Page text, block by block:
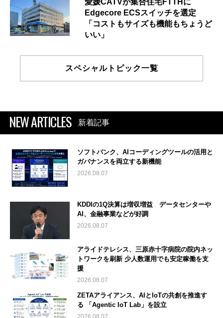
愛媛CATVが集合住宅FTTHに
Edgecore ECSスイッチを選定
「コストもサイズも機能もちょうど
いい」
スペシャルトピック一覧
NEW ARTICLES 新着記事
ソフトバンク、AIコーディングツールの活用と
ガバナンスを両立する新機能
2026.08.07
KDDIの1Q決算は増収増益 データセンターや
AI、金融事業などが好調
2026.08.07
アライドテレシス、三原赤十字病院の院内ネッ
トワークを刷新 少人数運用でも安定稼働を支
援
2026.08.07
ZETAアライアンス、AIとIoTの共創を推進す
る 「Agentic IoT Lab」を設立